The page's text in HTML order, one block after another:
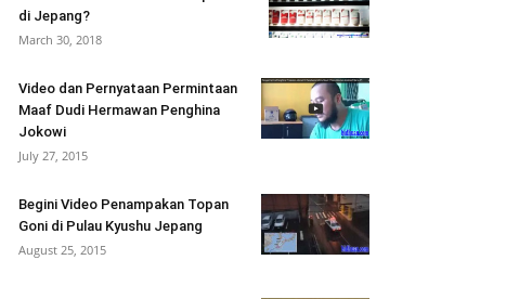
di Jepang?
March 30, 2018
Video dan Pernyataan Permintaan
Maaf Dudi Hermawan Penghina
Jokowi
July 27, 2015
Begini Video Penampakan Topan
Goni di Pulau Kyushu Jepang
August 25, 2015